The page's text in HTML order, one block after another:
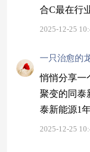
合C最在行
思维。$同
2025-12-25
一只治愈的
悄悄分享一
聚变的同泰
泰新能源1
2025-12-25